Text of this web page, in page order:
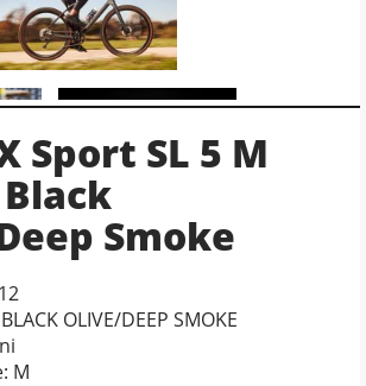
Sport SL 5 M
Smoke
OLIVE/DEEP SMOKE
M